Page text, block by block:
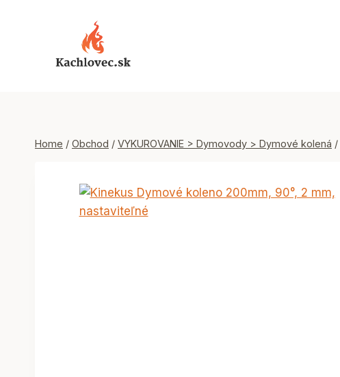
Home / Obchod / VYKUROVANIE > Dymovody > Dymové kolená /